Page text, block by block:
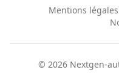
Mentions
© 2026 Nextgen-